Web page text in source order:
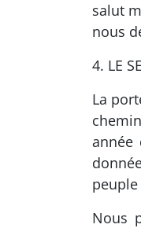
salut
nous
4. LE
La
année
Nous